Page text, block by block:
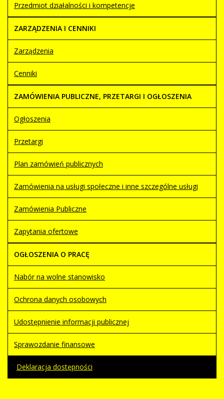
Przedmiot działalności i kompetencje
ZARZĄDZENIA I CENNIKI
Zarządzenia
Cenniki
ZAMÓWIENIA PUBLICZNE, PRZETARGI I OGŁOSZENIA
Ogłoszenia
Przetargi
Plan zamówień publicznych
Zamówienia na usługi społeczne i inne szczególne usługi
Zamówienia Publiczne
Zapytania ofertowe
OGŁOSZENIA O PRACĘ
Nabór na wolne stanowisko
Ochrona danych osobowych
Udostępnienie informacji publicznej
Sprawozdanie finansowe
Deklaracja dostępności